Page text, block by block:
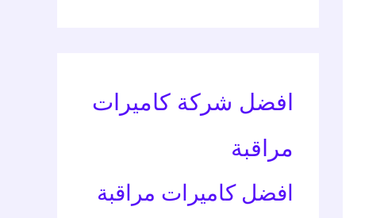
افضل شركة كاميرات
مراقبة
افضل كاميرات مراقبة